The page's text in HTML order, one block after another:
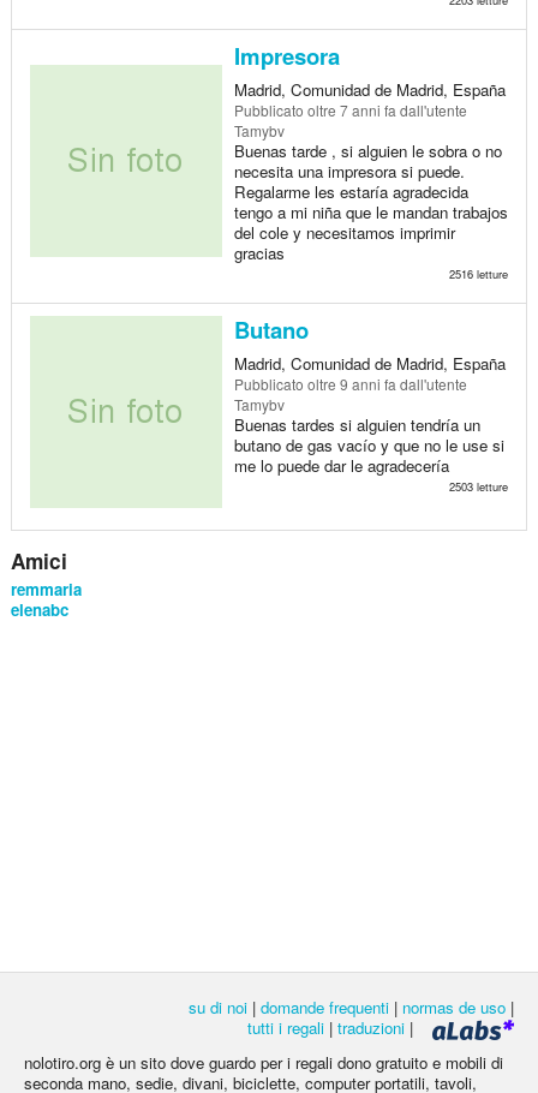
Impresora
Madrid, Comunidad de Madrid, España
Pubblicato oltre 7 anni fa dall'utente
Tamybv
Buenas tarde , si alguien le sobra o no
necesita una impresora si puede.
Regalarme les estaría agradecida
tengo a mi niña que le mandan trabajos
del cole y necesitamos imprimir
gracias
2516 letture
Butano
Madrid, Comunidad de Madrid, España
Pubblicato oltre 9 anni fa dall'utente
Tamybv
Buenas tardes si alguien tendría un
butano de gas vacío y que no le use si
me lo puede dar le agradecería
2503 letture
Amici
remmaria
elenabc
su di noi | domande frequenti | normas de uso |
tutti i regali | traduzioni |
nolotiro.org è un sito dove guardo per i regali dono gratuito e mobili di
seconda mano, sedie, divani, biciclette, computer portatili, tavoli,